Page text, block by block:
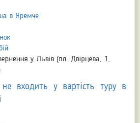
в Яремче
у Львів (пл. Двірцева, 1,
входить у вартість туру в